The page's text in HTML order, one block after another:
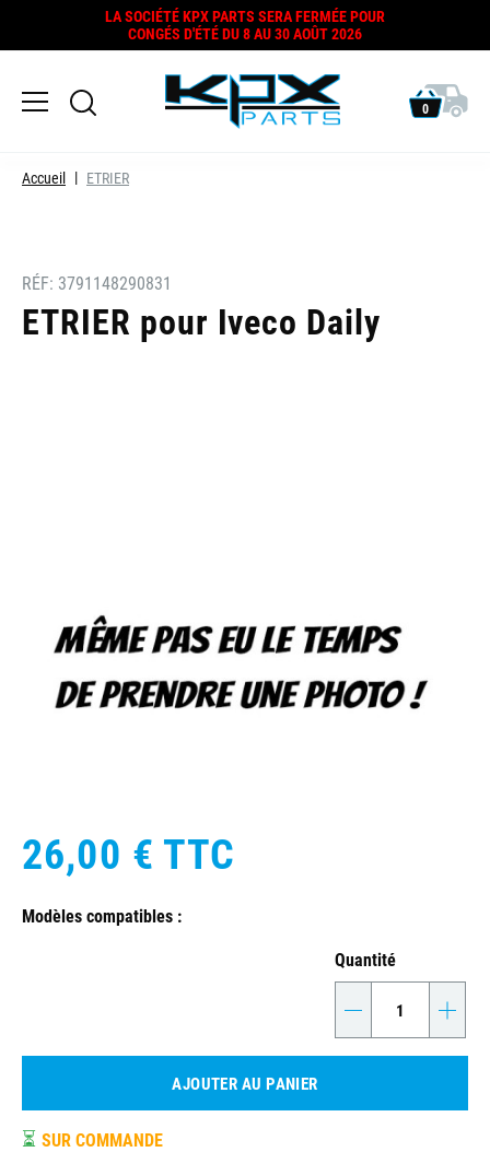
LA SOCIÉTÉ KPX PARTS SERA FERMÉE POUR
CONGÉS D'ÉTÉ DU 8 AU 30 AOÛT 2026
0
Accueil ETRIER
RÉF: 3791148290831
ETRIER pour Iveco Daily
26,00 € TTC
Modèles compatibles :
Quantité
- +
AJOUTER AU PANIER
⏳ SUR COMMANDE